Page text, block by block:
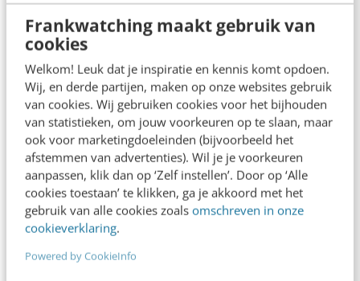
Frankwatching maakt gebruik van
cookies
Welkom! Leuk dat je inspiratie en kennis komt opdoen.
Wij, en derde partijen, maken op onze websites gebruik
van cookies. Wij gebruiken cookies voor het bijhouden
van statistieken, om jouw voorkeuren op te slaan, maar
ook voor marketingdoeleinden (bijvoorbeeld het
afstemmen van advertenties). Wil je je voorkeuren
aanpassen, klik dan op ‘Zelf instellen’. Door op ‘Alle
cookies toestaan’ te klikken, ga je akkoord met het
gebruik van alle cookies zoals omschreven in onze
cookieverklaring.
Powered by CookieInfo
vereist, wijkt een land af. In andere gevallen
worden verzoeken om uitzonderingen
besproken in een changeboard, dat afweegt of
een lokale aanpassing echt nodig is of vooral
voortkomt uit bestaande gewoontes.
Die discussie vraagt ook zelfkritiek van het
hoofdkantoor. Omdat FrieslandCampina een
Nederlands bedrijf is, ligt het risico op de loer
dat de Nederlandse manier van werken
automatisch als wereldwijde standaard wordt